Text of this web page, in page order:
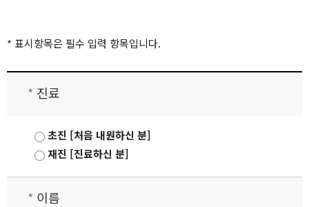
* 표시항목은 필수 입력 항목입니다.
* 진료
초진 [처음 내원하신 분]
재진 [진료하신 분]
* 이름